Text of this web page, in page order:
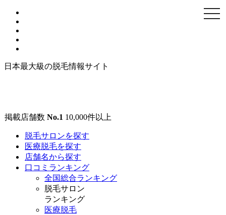
日本最大級の脱毛情報サイト
掲載店舗数 No.1 10,000件以上
脱毛サロンを探す
医療脱毛を探す
店舗名から探す
口コミランキング
全国総合ランキング
脱毛サロン
ランキング
医療脱毛